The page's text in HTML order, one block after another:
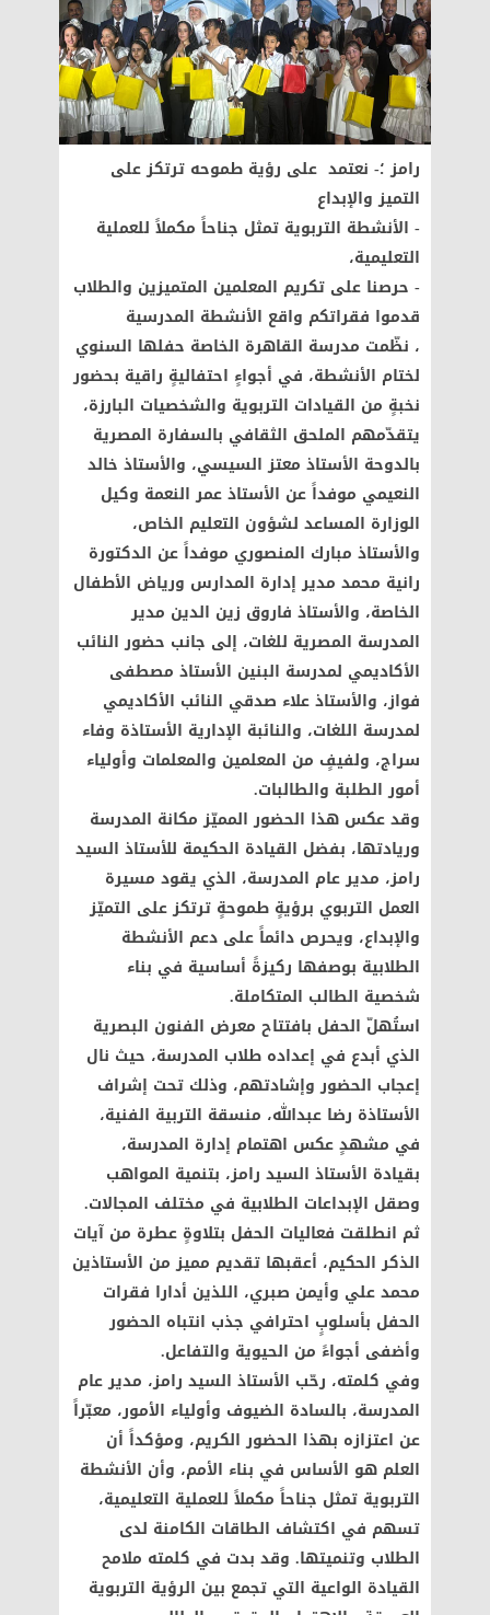
رامز ؛- نعتمد على رؤية طموحه ترتكز على
التميز والإبداع
- الأنشطة التربوية تمثل جناحاً مكملاً للعملية
التعليمية،
- حرصنا على تكريم المعلمين المتميزين والطلاب
قدموا فقراتكم واقع الأنشطة المدرسية
، نظّمت مدرسة القاهرة الخاصة حفلها السنوي
لختام الأنشطة، في أجواءٍ احتفاليةٍ راقية بحضور
نخبةٍ من القيادات التربوية والشخصيات البارزة،
يتقدّمهم الملحق الثقافي بالسفارة المصرية
بالدوحة الأستاذ معتز السيسي، والأستاذ خالد
النعيمي موفداً عن الأستاذ عمر النعمة وكيل
الوزارة المساعد لشؤون التعليم الخاص،
والأستاذ مبارك المنصوري موفداً عن الدكتورة
رانية محمد مدير إدارة المدارس ورياض الأطفال
الخاصة، والأستاذ فاروق زين الدين مدير
المدرسة المصرية للغات، إلى جانب حضور النائب
الأكاديمي لمدرسة البنين الأستاذ مصطفى
فواز، والأستاذ علاء صدقي النائب الأكاديمي
لمدرسة اللغات، والنائبة الإدارية الأستاذة وفاء
سراج، ولفيفٍ من المعلمين والمعلمات وأولياء
أمور الطلبة والطالبات.
وقد عكس هذا الحضور المميّز مكانة المدرسة
وريادتها، بفضل القيادة الحكيمة للأستاذ السيد
رامز، مدير عام المدرسة، الذي يقود مسيرة
العمل التربوي برؤيةٍ طموحةٍ ترتكز على التميّز
والإبداع، ويحرص دائماً على دعم الأنشطة
الطلابية بوصفها ركيزةً أساسية في بناء
شخصية الطالب المتكاملة.
استُهلّ الحفل بافتتاح معرض الفنون البصرية
الذي أبدع في إعداده طلاب المدرسة، حيث نال
إعجاب الحضور وإشادتهم، وذلك تحت إشراف
الأستاذة رضا عبدالله، منسقة التربية الفنية،
في مشهدٍ عكس اهتمام إدارة المدرسة،
بقيادة الأستاذ السيد رامز، بتنمية المواهب
وصقل الإبداعات الطلابية في مختلف المجالات.
ثم انطلقت فعاليات الحفل بتلاوةٍ عطرة من آيات
الذكر الحكيم، أعقبها تقديم مميز من الأستاذين
محمد علي وأيمن صبري، اللذين أدارا فقرات
الحفل بأسلوبٍ احترافي جذب انتباه الحضور
وأضفى أجواءً من الحيوية والتفاعل.
وفي كلمته، رحّب الأستاذ السيد رامز، مدير عام
المدرسة، بالسادة الضيوف وأولياء الأمور، معبّراً
عن اعتزازه بهذا الحضور الكريم، ومؤكداً أن
العلم هو الأساس في بناء الأمم، وأن الأنشطة
التربوية تمثل جناحاً مكملاً للعملية التعليمية،
تسهم في اكتشاف الطاقات الكامنة لدى
الطلاب وتنميتها. وقد بدت في كلمته ملامح
القيادة الواعية التي تجمع بين الرؤية التربوية